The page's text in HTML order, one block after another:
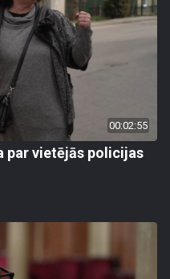
00:02:55
par vietējās policijas